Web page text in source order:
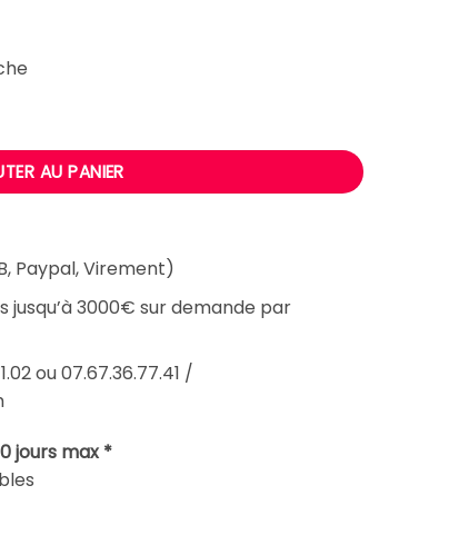
Sauq
AU PANIER
Paypal, Virement)
jusqu’à 3000€ sur demande par
ou 07.67.36.77.41 /
jours max *